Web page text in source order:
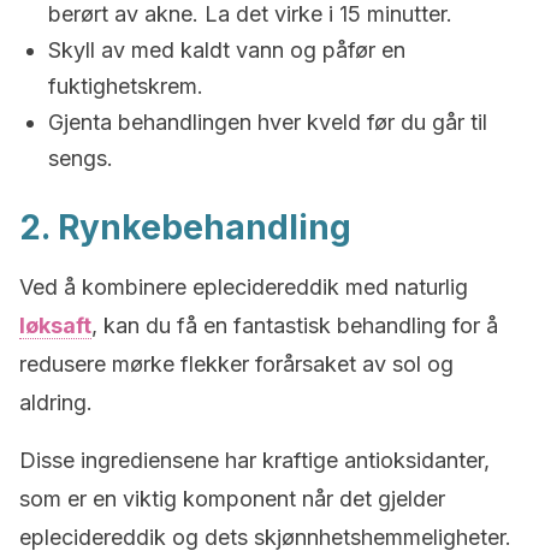
berørt av akne. La det virke i 15 minutter.
Skyll av med kaldt vann og påfør en
fuktighetskrem.
Gjenta behandlingen hver kveld før du går til
sengs.
2. Rynkebehandling
Ved å kombinere eplecidereddik med naturlig
løksaft, kan du få en fantastisk behandling for å
redusere mørke flekker forårsaket av sol og
aldring.
Disse ingrediensene har kraftige antioksidanter,
som er en viktig komponent når det gjelder
eplecidereddik og dets skjønnhetshemmeligheter.